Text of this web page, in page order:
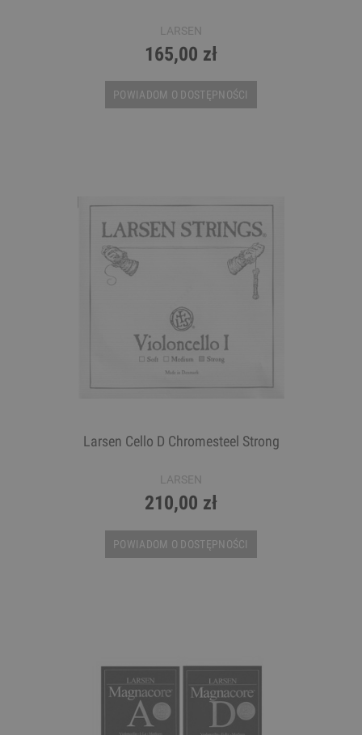
LARSEN
165,00 zł
POWIADOM O DOSTĘPNOŚCI
Larsen Cello D Chromesteel Strong
LARSEN
210,00 zł
POWIADOM O DOSTĘPNOŚCI